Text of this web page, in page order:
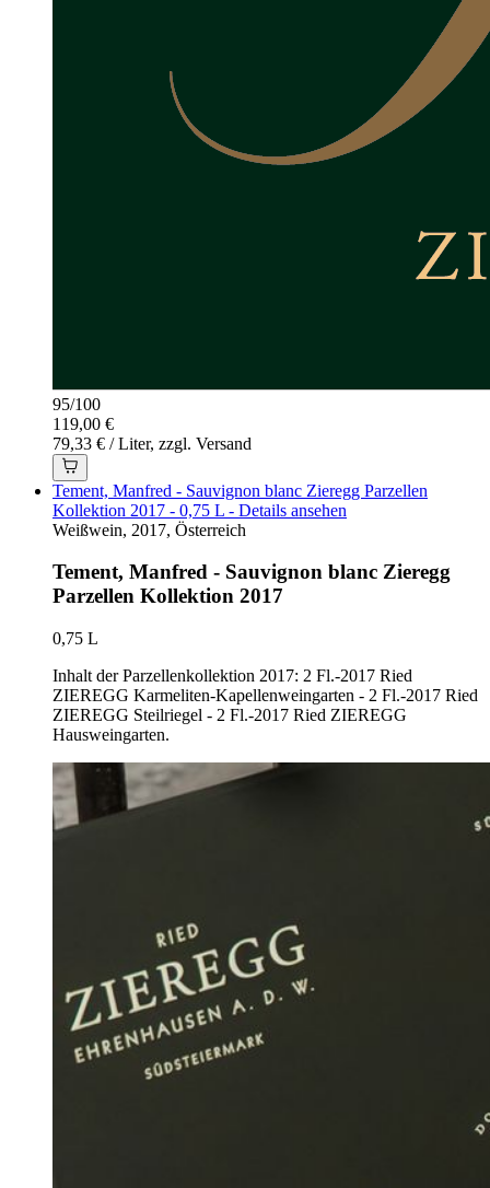
95/100
119,00 €
79,33 € / Liter, zzgl. Versand
Tement, Manfred - Sauvignon blanc Zieregg Parzellen
Kollektion 2017 - 0,75 L - Details ansehen
Weißwein, 2017, Österreich
Tement, Manfred - Sauvignon blanc Zieregg
Parzellen Kollektion 2017
0,75 L
Inhalt der Parzellenkollektion 2017: 2 Fl.-2017 Ried
ZIEREGG Karmeliten-Kapellenweingarten - 2 Fl.-2017 Ried
ZIEREGG Steilriegel - 2 Fl.-2017 Ried ZIEREGG
Hausweingarten.